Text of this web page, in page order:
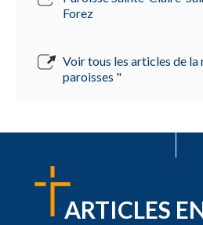
Forez
Voir tous les articles de la
paroisses "
ARTICLES